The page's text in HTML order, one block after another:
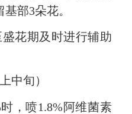
部3朵花。
花期及时进行辅助
旬）
喷1.8%阿维菌素